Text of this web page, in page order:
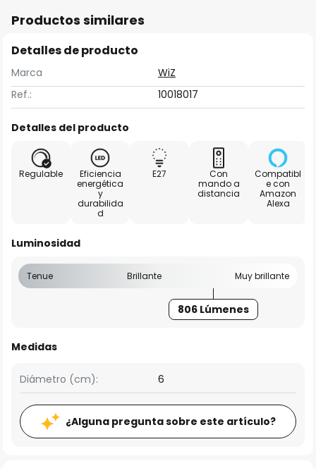
Productos similares
Detalles de producto
Marca
WiZ
Ref.:
10018017
Detalles del producto
Regulable
Eficiencia
energética
y
durabilida
d
E27
Con
mando a
distancia
Compatibl
e con
Amazon
Alexa
Luminosidad
Tenue Brillante Muy brillante
806 Lúmenes
Medidas
Diámetro (cm): 6
¿Alguna pregunta sobre este artículo?